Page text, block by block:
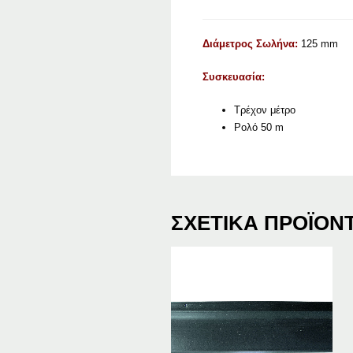
Διάμετρος Σωλήνα: 125 mm
Συσκευασία:
Τρέχον μέτρο
Ρολό 50 m
ΣΧΕΤΙΚΆ